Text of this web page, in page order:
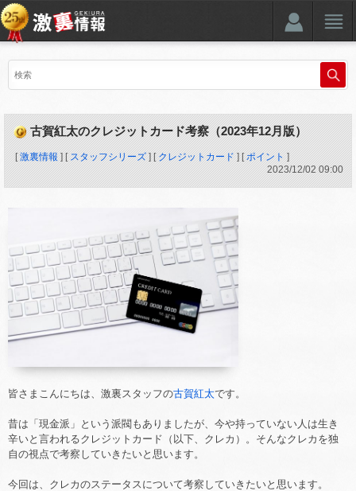
古賀紅太のクレジットカード考察（2023年12月版）
[激裏情報 ] [ スタッフシリーズ ] [ クレジットカード ] [ポイント ]
2023/12/02 09:00
皆さまこんにちは、激裏スタッフの古賀紅太です。
昔は「現金派」という派閥もありましたが、今や持っていない人は生き
辛いと言われるクレジットカード（以下、クレカ）。そんなクレカを独
自の視点で考察していきたいと思います。
今回は、クレカのステータスについて考察していきたいと思います。